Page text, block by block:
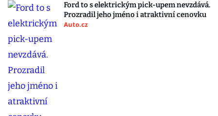
Ford to s elektrickým pick-upem nevzdává.
Prozradil jeho jméno i atraktivní cenovku
Auto.cz